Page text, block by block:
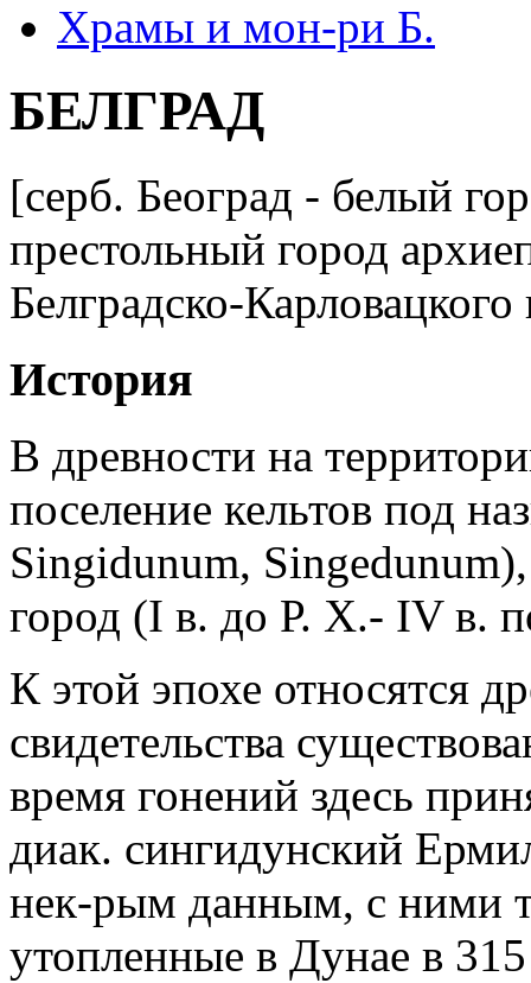
Храмы и мон-ри Б.
БЕЛГРАД
[серб. Београд - белый
престольный город
Белградско-
История
В древности на
поселение кельтов под
Singidunum,
город (I в. до Р. Х.- IV в.
К этой эпохе относятся
свидетельства
время гонений здесь
диак. сингидунский
нек-рым данным, с ними
утопленные в Дунае в